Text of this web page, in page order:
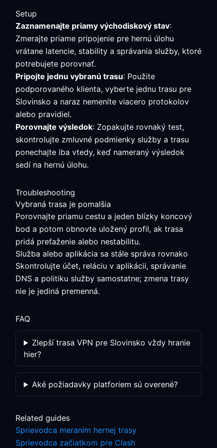
Setup
Zaznamenajte priamy východiskový stav:
Zmerajte priame pripojenie pre hernú úlohu
vrátane latencie, stability a správania služby, ktoré
potrebujete porovnať.
Pripojte jednu vybranú trasu: Použite
podporovaného klienta, vyberte jednu trasu pre
Slovinsko a naraz nemeníte viacero protokolov
alebo pravidiel.
Porovnajte výsledok: Zopakujte rovnaký test,
skontrolujte zmluvné podmienky služby a trasu
ponechajte iba vtedy, keď nameraný výsledok
sedí na hernú úlohu.
Troubleshooting
Vybraná trasa je pomalšia
Porovnajte priamu cestu a jeden blízky koncový
bod a potom obnovte uložený profil, ak trasa
pridá preťaženie alebo nestabilitu.
Služba alebo aplikácia sa stále správa rovnako
Skontrolujte účet, reláciu v aplikácii, správanie
DNS a politiku služby samostatne; zmena trasy
nie je jediná premenná.
FAQ
Zlepší trasa VPN pre Slovinsko vždy hranie
hier?
Aké požiadavky platforiem sú overené?
Related guides
Sprievodca meraním hernej trasy
Sprievodca začiatkom pre Clash